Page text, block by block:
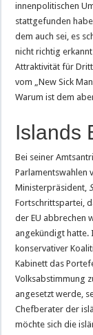
innenpolitischen
stattgefunden
dem auch sei, es
nicht richtig
Attraktivität für
vom „New Sick
Warum ist dem
Islands
Bei seiner
Parlamentswahlen
Ministerpräsident,
Fortschrittspartei,
der EU abbrechen
angekündigt hatte.
konservativer
Kabinett das
Volksabstimmung
angesetzt werde,
Chefberater der
möchte sich die